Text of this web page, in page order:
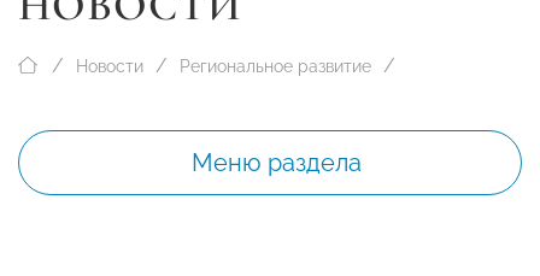
Новости Региональное развитие
Меню раздела